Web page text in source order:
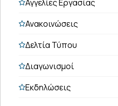
Αγγελίες Εργασίας
Ανακοινώσεις
Δελτία Τύπου
Διαγωνισμοί
Εκδηλώσεις